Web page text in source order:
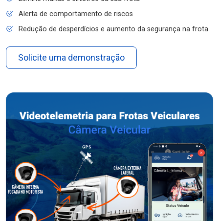
Alerta de comportamento de riscos
Redução de desperdícios e aumento da segurança na frota
Solicite uma demonstração